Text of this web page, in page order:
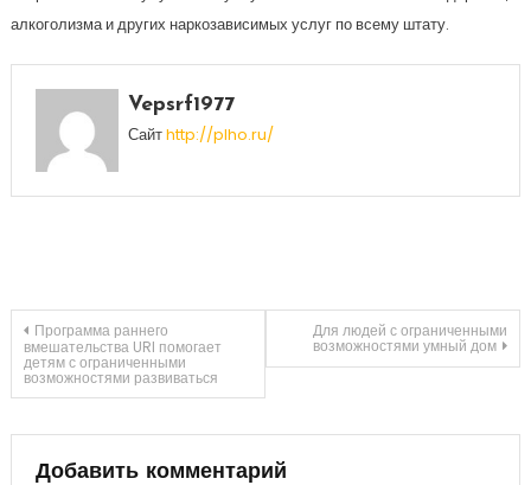
алкоголизма и других наркозависимых услуг по всему штату.
Vepsrf1977
Сайтhttp://plho.ru/
Навигация
по
записям
Программа раннего
вмешательства URI помогает
детям с ограниченными
возможностями развиваться
Для людей с ограниченными
возможностями умный дом
Добавить комментарий